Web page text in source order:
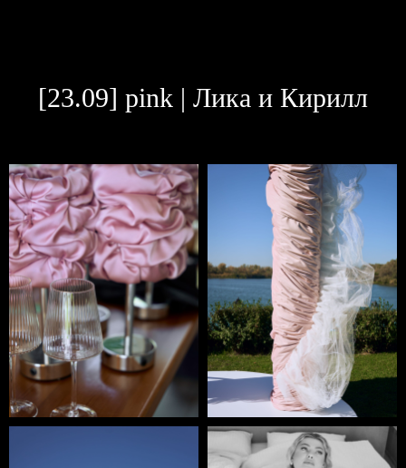
[23.09] pink | Лика и Кирилл